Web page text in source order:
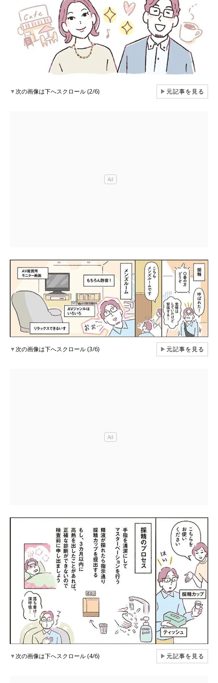
▼次の画像は下へスクロール (2/6) ▶元記事を見る
▼次の画像は下へスクロール (3/6) ▶元記事を見る
▼次の画像は下へスクロール (4/6) ▶元記事を見る